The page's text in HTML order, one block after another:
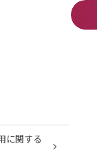
に関する